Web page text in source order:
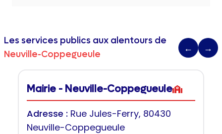
Les services publics aux alentours de
Neuville-Coppegueule
← →
Mairie - Neuville-Coppegueule
Adresse : Rue Jules-Ferry, 80430
Neuville-Coppegueule